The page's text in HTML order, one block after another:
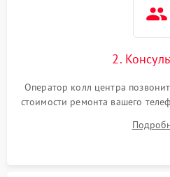
2.
Оператор колл центра
стоимости ремонта вашего